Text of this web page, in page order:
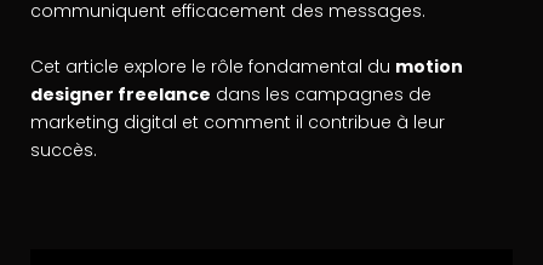
communiquent efficacement des messages.
Cet article explore le rôle fondamental du motion
designer freelance dans les campagnes de
marketing digital et comment il contribue à leur
succès.